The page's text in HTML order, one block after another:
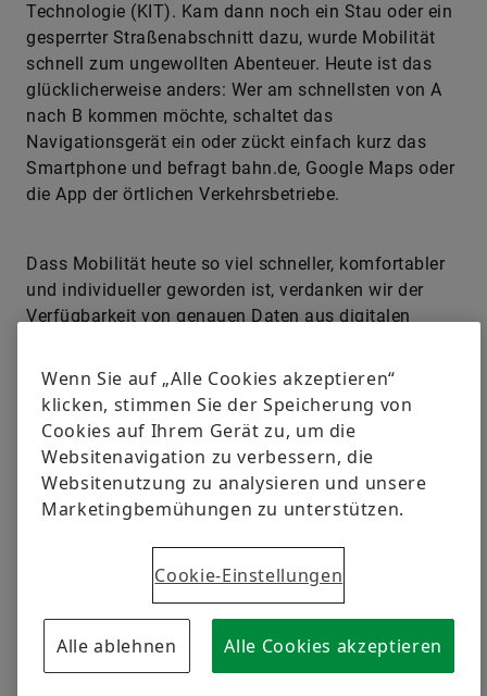
Technologie (KIT). Kam dann noch ein Stau oder ein
gesperrter Straßenabschnitt dazu, wurde Mobilität
schnell zum ungewollten Abenteuer. Heute ist das
glücklicherweise anders: Wer am schnellsten von A
nach B kommen möchte, schaltet das
Navigationsgerät ein oder zückt einfach kurz das
Smartphone und befragt bahn.de, Google Maps oder
die App der örtlichen Verkehrsbetriebe.
Dass Mobilität heute so viel schneller, komfortabler
und individueller geworden ist, verdanken wir der
Verfügbarkeit von genauen Daten aus digitalen
Algorithmen. Deren Siegeszug begann mit dem
Algorithmus der kürzesten Wege, der bereits 1959
vom Niederländer Edsger Wybe Dijkstra entwickelt
wurde. Und tatsächlich arbeiten die aktuellen
Fahrplanauskunftssysteme und Routenplaner im
Kern noch immer mit dem sogenannten Dijkstra-
Algorithmus. Da er zum Bestimmen des kürzesten
Weges von Stadt A zu Stadt B aber die Verbindungen
zu allen Städten auf der Karte berechnet und damit
praktisch die gesamte Karte durchsucht, bekommt
Probleme. „Bei einer digitalen Straßenkarte von ganz
Wenn Sie auf „Alle Cookies akzeptieren“
klicken, stimmen Sie der Speicherung von
Cookies auf Ihrem Gerät zu, um die
Websitenavigation zu verbessern, die
Websitenutzung zu analysieren und unsere
Marketingbemühungen zu unterstützen.
Cookie-Einstellungen
Alle ablehnen Alle Cookies akzeptieren